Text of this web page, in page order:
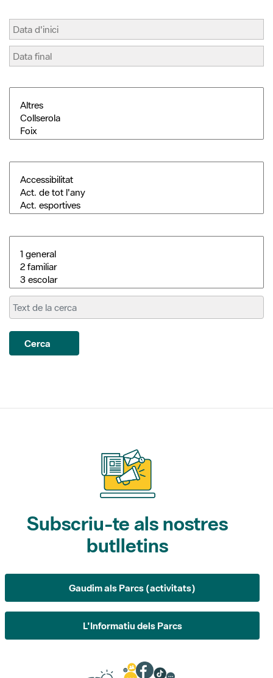
Cerca
Subscriu-te als nostres
butlletins
Gaudim als Parcs (activitats)
L'Informatiu dels Parcs